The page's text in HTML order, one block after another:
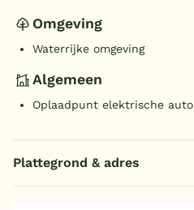
Omgeving
Waterrijke omgeving
Algemeen
Oplaadpunt elektrische auto
Plattegrond & adres